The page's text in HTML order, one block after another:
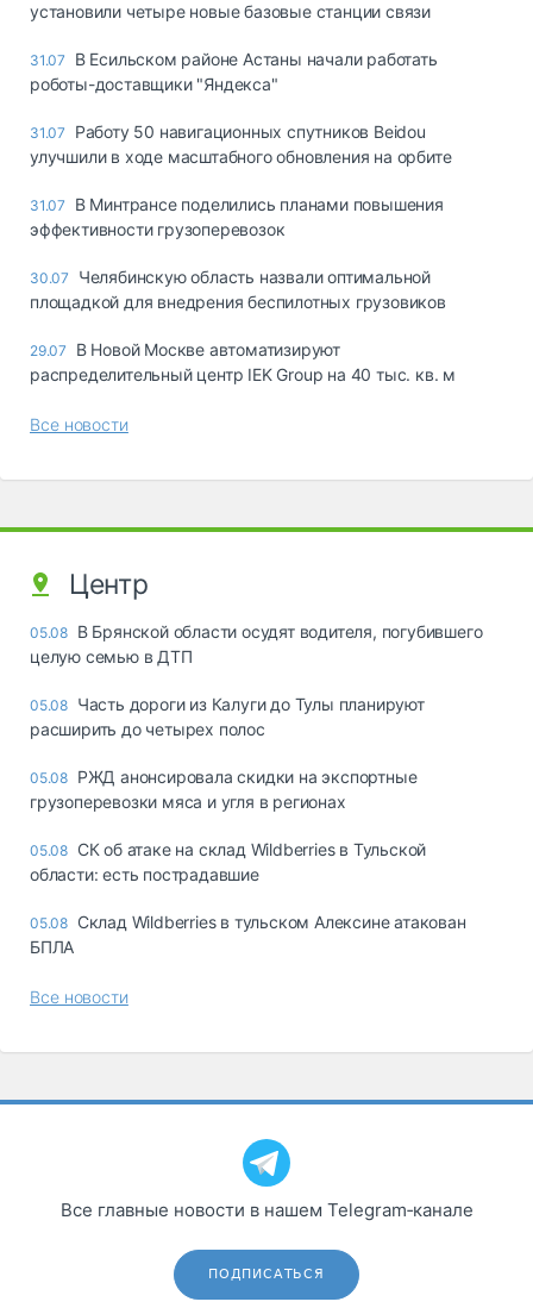
установили четыре новые базовые станции связи
31.07
В Есильском районе Астаны начали работать
роботы-доставщики "Яндекса"
31.07
Работу 50 навигационных спутников Beidou
улучшили в ходе масштабного обновления на орбите
31.07
В Минтрансе поделились планами повышения
эффективности грузоперевозок
30.07
Челябинскую область назвали оптимальной
площадкой для внедрения беспилотных грузовиков
29.07
В Новой Москве автоматизируют
распределительный центр IEK Group на 40 тыс. кв. м
Все новости
Центр
05.08 В Брянской области осудят водителя, погубившего
целую семью в ДТП
05.08 Часть дороги из Калуги до Тулы планируют
расширить до четырех полос
05.08 РЖД анонсировала скидки на экспортные
грузоперевозки мяса и угля в регионах
05.08 СК об атаке на склад Wildberries в Тульской
области: есть пострадавшие
05.08 Склад Wildberries в тульском Алексине атакован
БПЛА
Все новости
Все главные новости в нашем Telegram‑канале
ПОДПИСАТЬСЯ